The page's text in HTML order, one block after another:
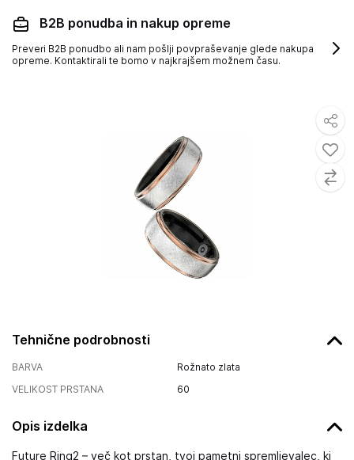
Tehnične podrobnosti
BARVA
Rožnato zlata
VELIKOST PRSTANA
60
Opis izdelka
Future Ring2 – več kot prstan, tvoj pametni spremljevalec, ki
B2B ponudba in nakup opreme
Preveri B2B ponudbo ali nam pošlji povpraševanje glede nakupa
opreme. Kontaktirali te bomo v najkrajšem možnem času.